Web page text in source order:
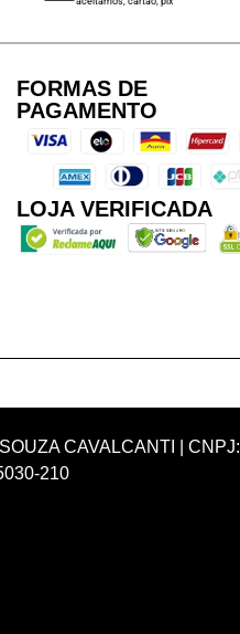
FORMAS DE
PAGAMENTO
LOJA VERIFICADA
CAVALCANTI | CNPJ:
210